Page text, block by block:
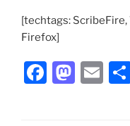
[techtags: ScribeFire,
Firefox]
F
M E